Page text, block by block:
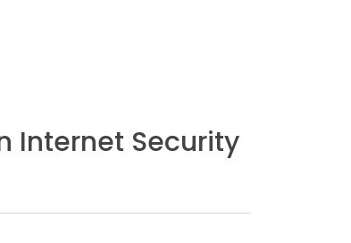
Internet Security